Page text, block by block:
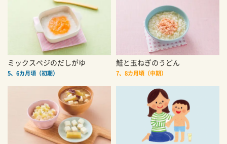
ミックスベジのだしがゆ
5、6カ月頃（初期）
鮭と玉ねぎのうどん
7、8カ月頃（中期）